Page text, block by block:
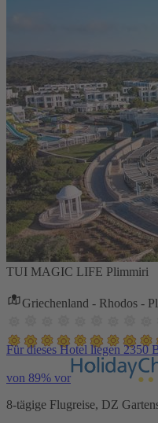
TUI MAGIC LIFE Plimmiri
Griechenland - Rhodos -
Für dieses Hotel liegen 2350
von 89% vor
8-tägige Flugreise, DZ